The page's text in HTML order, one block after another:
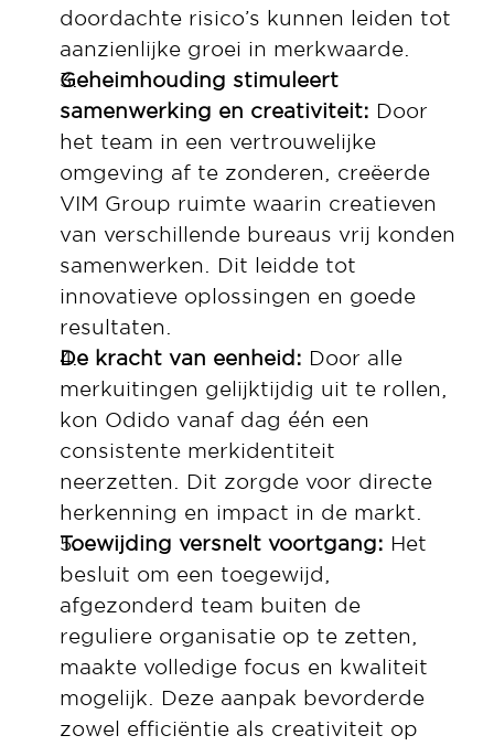
doordachte risico’s kunnen leiden tot
aanzienlijke groei in merkwaarde.
Geheimhouding stimuleert
samenwerking en creativiteit: Door
het team in een vertrouwelijke
omgeving af te zonderen, creëerde
VIM Group ruimte waarin creatieven
van verschillende bureaus vrij konden
samenwerken. Dit leidde tot
innovatieve oplossingen en goede
resultaten.
De kracht van eenheid: Door alle
merkuitingen gelijktijdig uit te rollen,
kon Odido vanaf dag één een
consistente merkidentiteit
neerzetten. Dit zorgde voor directe
herkenning en impact in de markt.
Toewijding versnelt voortgang: Het
besluit om een toegewijd,
afgezonderd team buiten de
reguliere organisatie op te zetten,
maakte volledige focus en kwaliteit
mogelijk. Deze aanpak bevorderde
zowel efficiëntie als creativiteit op